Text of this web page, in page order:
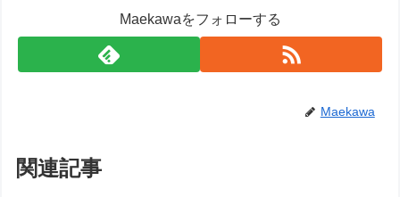
Maekawaをフォローする
Maekawa
関連記事